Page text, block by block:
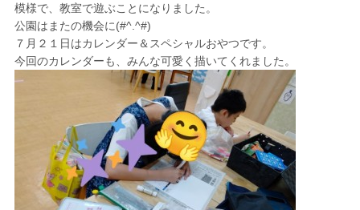
模様で、教室で遊ぶことになりました。
公園はまたの機会に(#^.^#)
７月２１日はカレンダー＆スペシャルおやつです。
今回のカレンダーも、みんな可愛く描いてくれました。